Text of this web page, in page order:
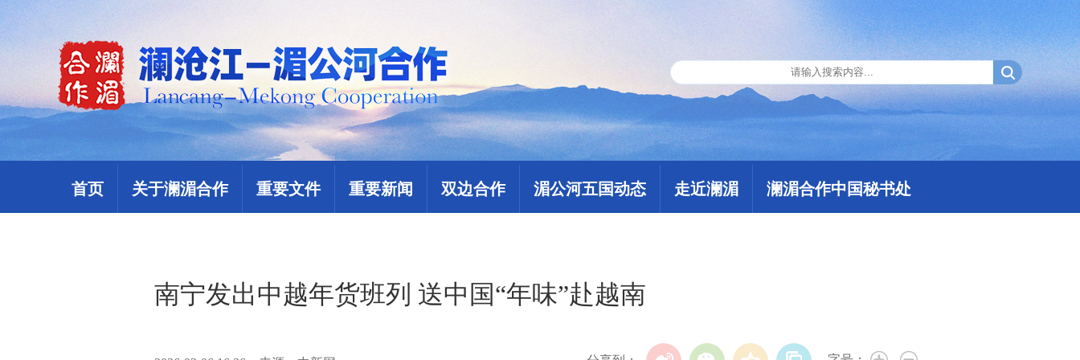
首页 关于澜湄合作 重要文件 重要新闻 双边合作 湄公河五国动态 走近澜湄 澜湄合作中国秘书处
南宁发出中越年货班列 送中国“年味”赴越南